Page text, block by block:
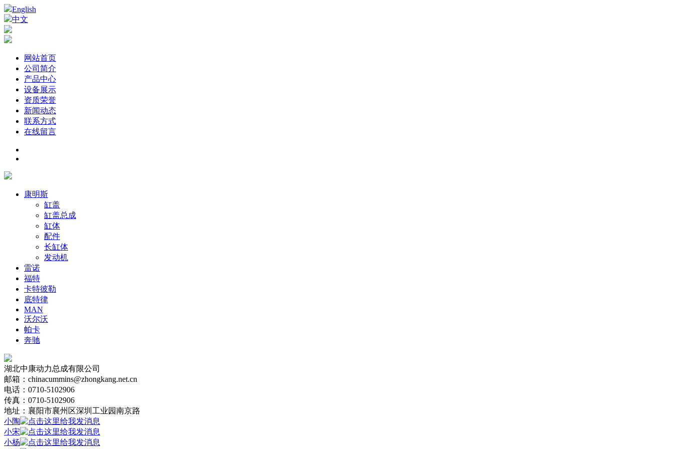
English
中文
网站首页
公司简介
产品中心
设备展示
资质荣誉
新闻动态
联系方式
在线留言
康明斯
缸盖
缸盖总成
缸体
配件
长缸体
发动机
雷诺
福特
卡特彼勒
底特律
MAN
沃尔沃
帕卡
奔驰
湖北中康动力总成有限公司
邮箱：chinacummins@zhongkang.net.cn
电话：0710-5102906
传真：0710-5102906
地址：襄阳市襄州区深圳工业园南京路
小陶
小宋
小杨